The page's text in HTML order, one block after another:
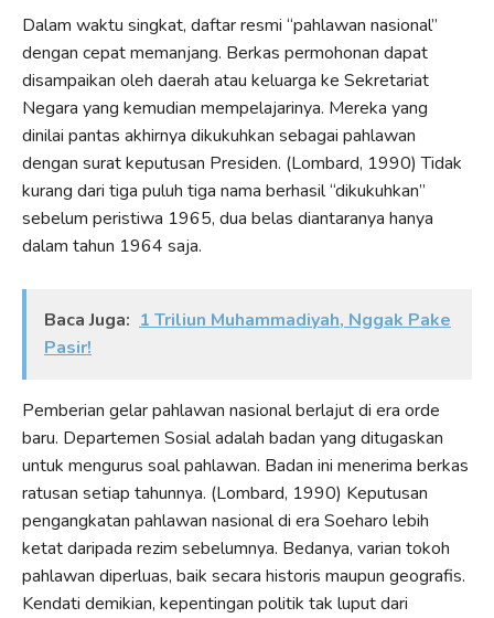
Dalam waktu singkat, daftar resmi “pahlawan nasional”
dengan cepat memanjang. Berkas permohonan dapat
disampaikan oleh daerah atau keluarga ke Sekretariat
Negara yang kemudian mempelajarinya. Mereka yang
dinilai pantas akhirnya dikukuhkan sebagai pahlawan
dengan surat keputusan Presiden. (Lombard, 1990) Tidak
kurang dari tiga puluh tiga nama berhasil “dikukuhkan”
sebelum peristiwa 1965, dua belas diantaranya hanya
dalam tahun 1964 saja.
Baca Juga: 1 Triliun Muhammadiyah, Nggak Pake
Pasir!
Pemberian gelar pahlawan nasional berlajut di era orde
baru. Departemen Sosial adalah badan yang ditugaskan
untuk mengurus soal pahlawan. Badan ini menerima berkas
ratusan setiap tahunnya. (Lombard, 1990) Keputusan
pengangkatan pahlawan nasional di era Soeharo lebih
ketat daripada rezim sebelumnya. Bedanya, varian tokoh
pahlawan diperluas, baik secara historis maupun geografis.
Kendati demikian, kepentingan politik tak luput dari